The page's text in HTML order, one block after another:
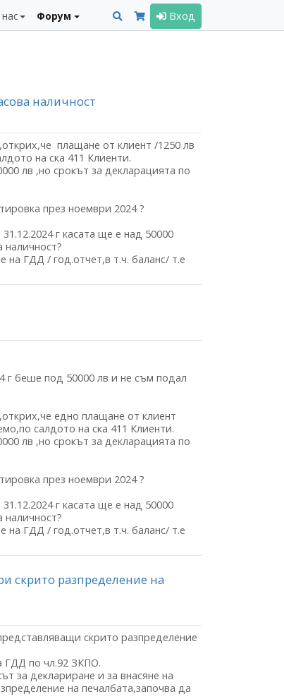
Форум Вход
наличност
плащане от клиент /1250 лв
на ска 411 Клиенти.
лв ,но срокът за декларацията по
през ноември 2024 ?
г касата ще е над 50000
наличност?
на ГДД / год.отчет,в т.ч. баланс/ т.е
г беше под 50000 лв и не съм подал
едно плащане от клиент
салдото на ска 411 Клиенти.
лв ,но срокът за декларацията по
през ноември 2024 ?
г касата ще е над 50000
наличност?
на ГДД / год.отчет,в т.ч. баланс/ т.е
скрито разпределение на
скрито разпределение
ГДД по чл.92 ЗКПО.
за деклариране и за внасяне на
на печалбата,започва да